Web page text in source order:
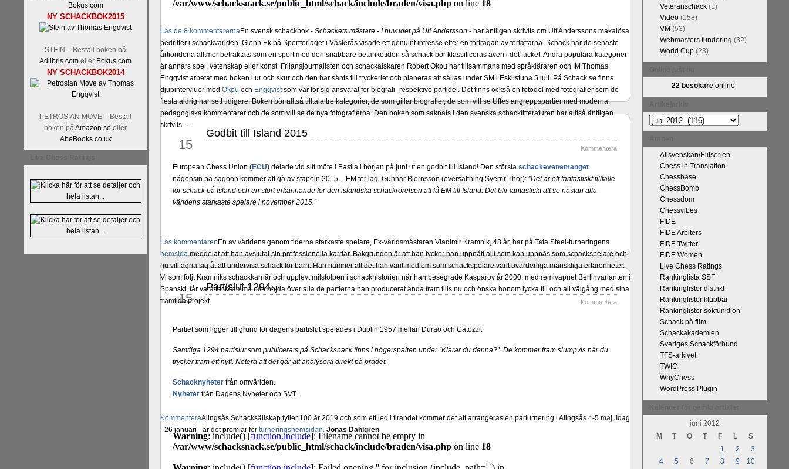
Bokus.com
NY SCHACKBOK2015
STEIN – Beställ boken på
Adlibris.com eller Bokus.com
NY SCHACKBOK2014
PETROSIAN MOVE – Beställ
boken påAmazon.se eller
AbeBooks.co.uk
Läs de 8 kommentarernaEn svensk schackbok - Schackets mästare - I huvudet på Ulf Andersson - har äntligen skrivits om Ulf Anderssons makalösa
bedrifter i schackvärlden. Glenn Ek på Sportförlaget i Västerås visade ett genuint intresse efter en förfrågan av författarna. Schack har de senaste
årtiondena alltmer betraktats som en sport med den snabbare betänketiden så schack bör klassificeras även i det facket. Andra populära kategorier
är annars spel, vetenskap eller konst. Frilansjournalisten och schackälskaren Robert Okpu har tillsammans med språkläraren och IM Thomas
Engqvist arbetat med boken i ur och skur och den har sänts till tryckeriet och planeras att säljas under SM i Eskilstuna 5 juli. På Schack.se finns
djupintervjuer med Okpu och Engqvistsom var för sig ansvarat för biografi- respektive partidel. Det finns också en fotodel med fotografier som de
flesta aldrig har sett tidigare. Boken bör alltså tilltala tre kategorier, de som gillar biografier, de som vill se Uffes angreppspartier med moderna,
pedagogiska kommentarer och de som vill se de nya fotografierna. Den boken som saknats i den svenska schacklitteraturen har alltså äntligen
skrivits....
Läs kommentaren En av världens genom tiderna starkaste spelare, Ex-världsmästaren Vladimir Kramnik, 43 år, har på Tata Steel-turneringens
hemsidameddelat att han avslutat sin professionella karriär. Bakgrunden är att han tycker han uppnått allt som kan uppnås som schackspelare och
nu vill ägna sig åt att undervisa schack för barn. Han nämner att det han varit med om som schackspelare varit ovärderliga mänskliga erfarenheter.
Vi som följt Kramniks schackkarriär och upplevt milstolpen i schackhistorien när han besegrade Kasparov år 2000, med remivapnet Berlinvarianten i
Spanskt, får vara tacksamma och nöjda över alla de partierna han producerat ända fram tills nu och önska honom lycka till och all välgång med sina
framtida projekt.
KommenteraAlingsås Schacksällskap fyller 100 år 2019 och som ett led i firandet kommer det att arrangeras en parturnering i Alingsås 4-5 maj. Idag
- 26 januari - är det premiär för turneringshemsidan. Jonas Dahlgren
15
Godbit till Island 2015
Kommentera
European Chess Union (ECU) delade vid sitt möte i Bastia i början på juni ut en godbit till Island! Den största schackevenemanget
någonsin på sagoön kommer att gå av stapeln 2015 – EM för lag. Gunnar Björnsson (översättning Sverrir Thor): ”Det är ett fantastiskt tillfälle
för schack på Island och en stort erkännande för den isländska schackrörelsen att få EM till Island. Det blir fantastiskt att se nästan alla
världens starkaste spelare i november 2015.”
jun
15
Partislut 1294…
Kommentera
Partiet som ligger till grund för dagens partislut spelades i Dublin 1957 mellan Durao och Catozzi.
Samtliga 1294 partislut som publicerats på Schacksnack finns i högerspalten under ”Klarar du denna?”. De kommer fram slumpvis när du
trycker fram ett nytt. Notera att det går att analysera direkt på brädet.
Schacknyheterfrån omvärlden.
Nyheterfrån Dagens Nyheter och SVT.
Veteranschack(1)
Video(158)
VM (53)
Webmasters fundering (32)
World Cup(23)
22 besökareonline
Artikelarkiv
Allsvenskan/Elitserien
Chess in Translation
Chessbase
ChessBomb
Chessdom
Chessvibes
FIDE
FIDE Arbiters
FIDE Twitter
FIDE Women
Live Chess Ratings
Rankinglista SSF
Rankinglistor distrikt
Rankinglistor klubbar
Rankinglistor sökfunktion
Schack på film
Schackakademien
Sveriges Schackförbund
TFS-arkivet
TWIC
WhyChess
WordPress Plugin
juni 2012
M
T O T F L
S
1
2
3
4
5 6 7 8 9
10